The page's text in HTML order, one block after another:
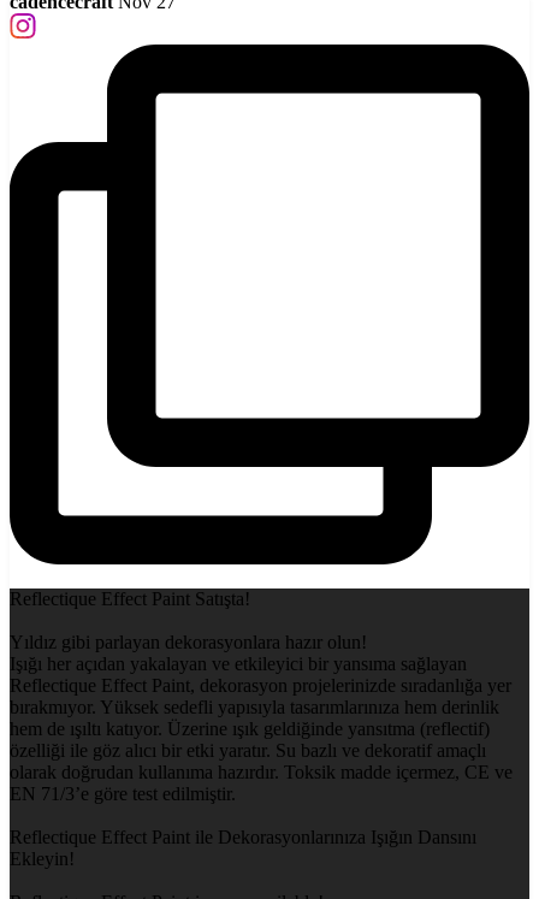
Reflectique Effect Paint Satışta!
Yıldız gibi parlayan dekorasyonlara hazır olun!
Işığı her açıdan yakalayan ve etkileyici bir yansıma sağlayan
Reflectique Effect Paint, dekorasyon projelerinizde sıradanlığa yer
bırakmıyor. Yüksek sedefli yapısıyla tasarımlarınıza hem derinlik
hem de ışıltı katıyor. Üzerine ışık geldiğinde yansıtma (reflectif)
özelliği ile göz alıcı bir etki yaratır. Su bazlı ve dekoratif amaçlı
olarak doğrudan kullanıma hazırdır. Toksik madde içermez, CE ve
EN 71/3’e göre test edilmiştir.
Reflectique Effect Paint ile Dekorasyonlarınıza Işığın Dansını
Ekleyin!